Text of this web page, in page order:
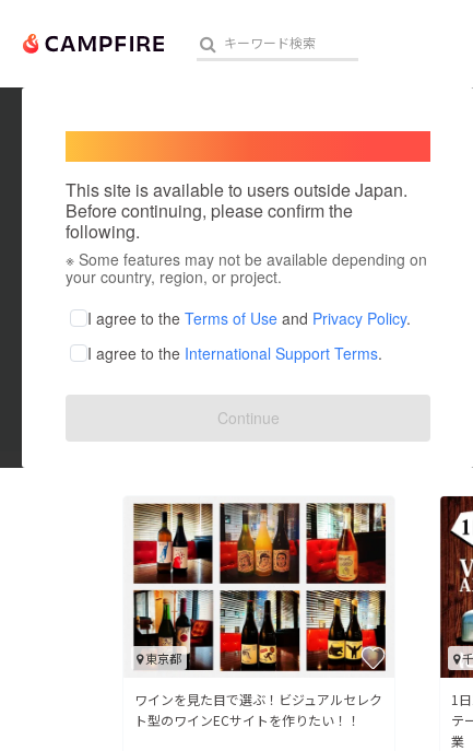
人気のプロジェクト 注目
アート・写真
テクノロジー・ガジェット
映像・映画
ビジネス・起業
まちづくり・地域活性化
This site is available to users outside Japan.
Before continuing, please confirm the
following.
※ Some features may not be available depending on
your country, region, or project.
I agree to the Terms of Use and Privacy Policy.
I agree to the International Support Terms.
Continue
これまで
出身国：日本
飲食業界の
に出て来て
プロジェクト プロ
東京都
ワインを見た目で選ぶ！ビジュアルセレク
ト型のワインECサイトを作りたい！！
1
テ
業